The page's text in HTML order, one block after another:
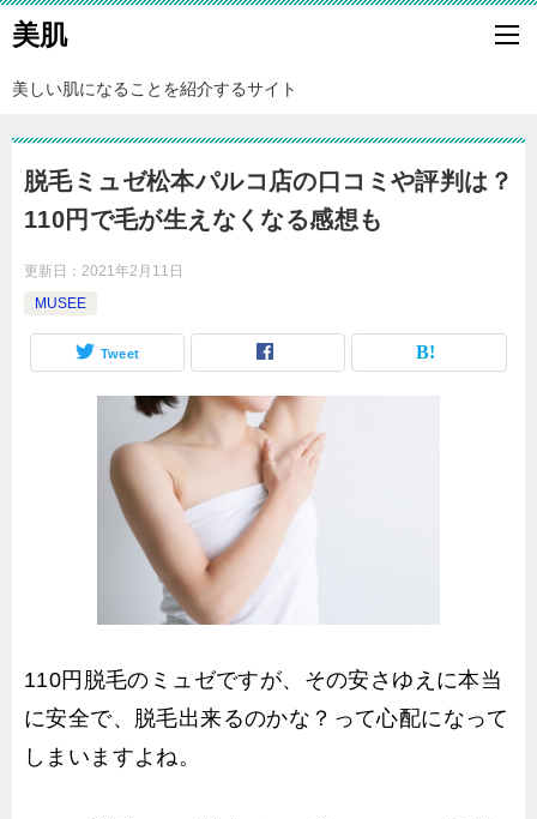
美肌
美しい肌になることを紹介するサイト
脱毛ミュゼ松本パルコ店の口コミや評判は？
110円で毛が生えなくなる感想も
更新日： 2021年2月11日
MUSEE
Tweet
110円脱毛のミュゼですが、その安さゆえに本当
に安全で、脱毛出来るのかな？って心配になって
しまいますよね。